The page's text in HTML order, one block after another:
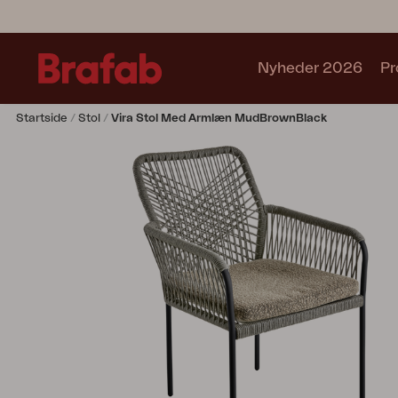
Nyheder 2026
Startside Stol Vira Stol Med Armlæn MudBrownBlack